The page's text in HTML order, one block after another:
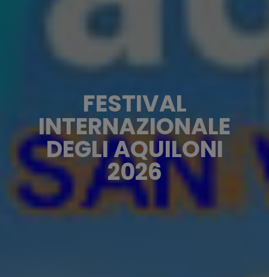
FESTIVAL
INTERNAZIONALE
DEGLI AQUILONI
2026